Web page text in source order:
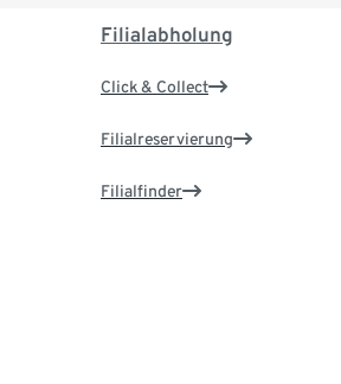
Filialabholung
Click & Collect
Filialreservierung
Filialfinder